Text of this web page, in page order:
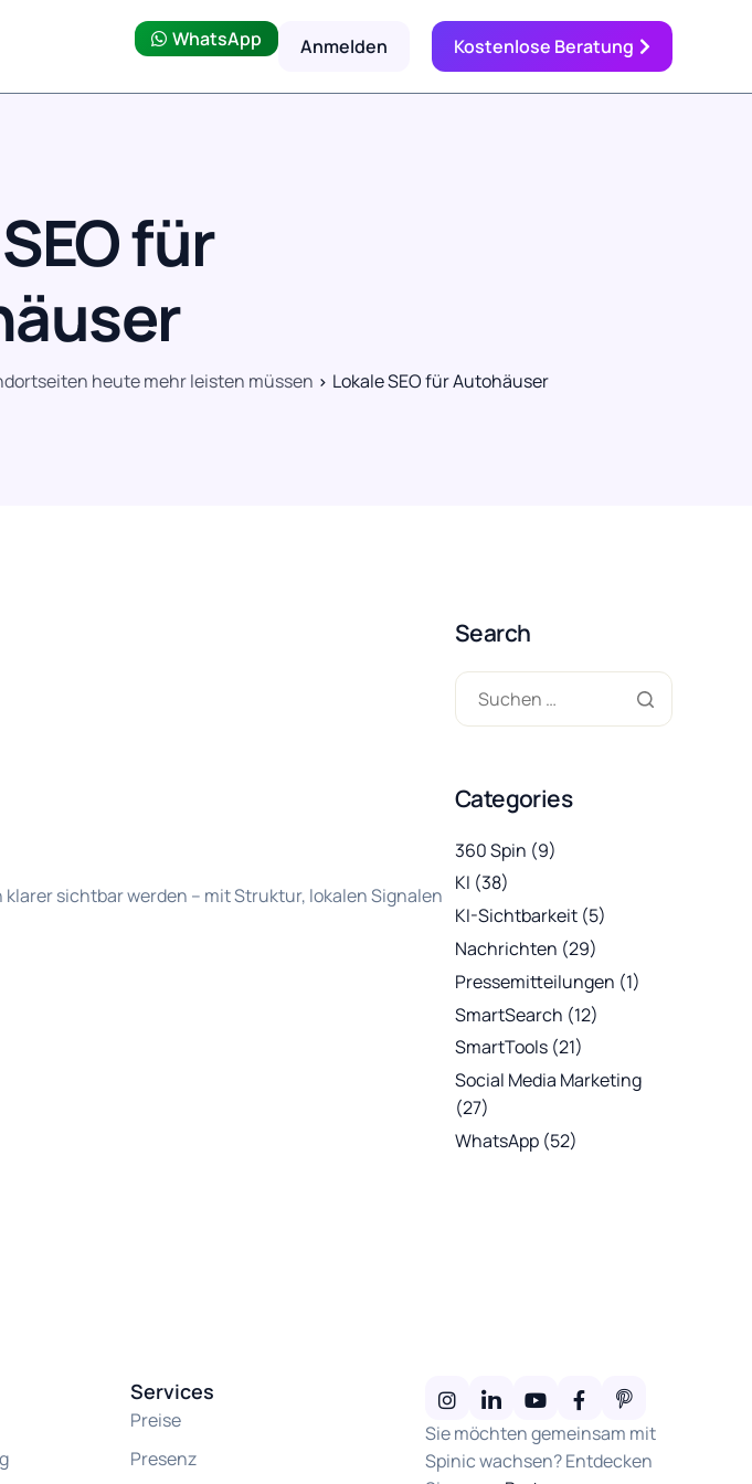
WhatsApp Anmelden Kostenlose Beratung
für
heute mehr leisten müssen Lokale SEO für Autohäuser
sichtbar werden – mit Struktur, lokalen Signalen
Search
Categories
360 Spin (9)
KI (38)
KI-Sichtbarkeit(5)
Nachrichten (29)
Pressemitteilungen (1)
SmartSearch (12)
SmartTools(21)
Social Media Marketing
(27)
WhatsApp(52)
Services
Preise
Presenz
Sie möchten gemeinsam mit
Spinic wachsen? Entdecken